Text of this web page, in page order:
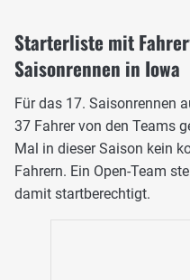
Starterliste mit
Saisonrennen in Iowa
Für das 17. Saisonrennen
37 Fahrer von den Teams
Mal in dieser Saison kein
Fahrern. Ein Open-Team
damit startberechtigt.